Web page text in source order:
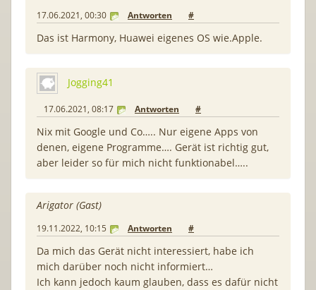
17.06.2021, 00:30 Antworten #
Das ist Harmony, Huawei eigenes OS wie.Apple.
Jogging41
17.06.2021, 08:17 Antworten #
Nix mit Google und Co….. Nur eigene Apps von
denen, eigene Programme…. Gerät ist richtig gut,
aber leider so für mich nicht funktionabel…..
Arigator (Gast)
19.11.2022, 10:15 Antworten #
Da mich das Gerät nicht interessiert, habe ich
mich darüber noch nicht informiert…
Ich kann jedoch kaum glauben, dass es dafür nicht